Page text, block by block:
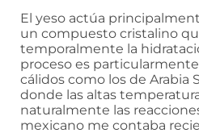
El yeso actúa
un compuesto cristalino
temporalmente la
proceso es
cálidos como los de Arabia
donde las altas
naturalmente las
mexicano me contaba